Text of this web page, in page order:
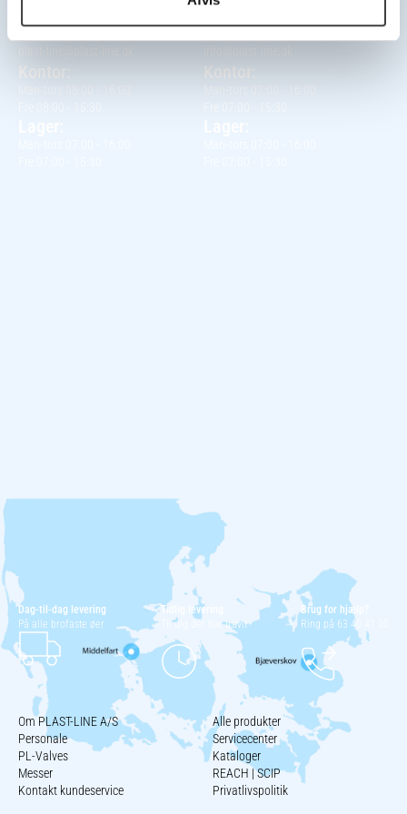
Telefon +45 63 40 41 00
Kontor:
Telefon +45 70 27 27 15
Kontor:
Om PLAST-LINE A/S
Personale
PL-Valves
Messer
Kontakt kundeservice
Alle produkter
Servicecenter
Kataloger
REACH | SCIP
Privatlivspolitik
Dag-til-dag levering
På alle brofaste øer
Tidlig levering
Til dig der har travlt
Brug for hjælp?
Ring på 63 40 41 00